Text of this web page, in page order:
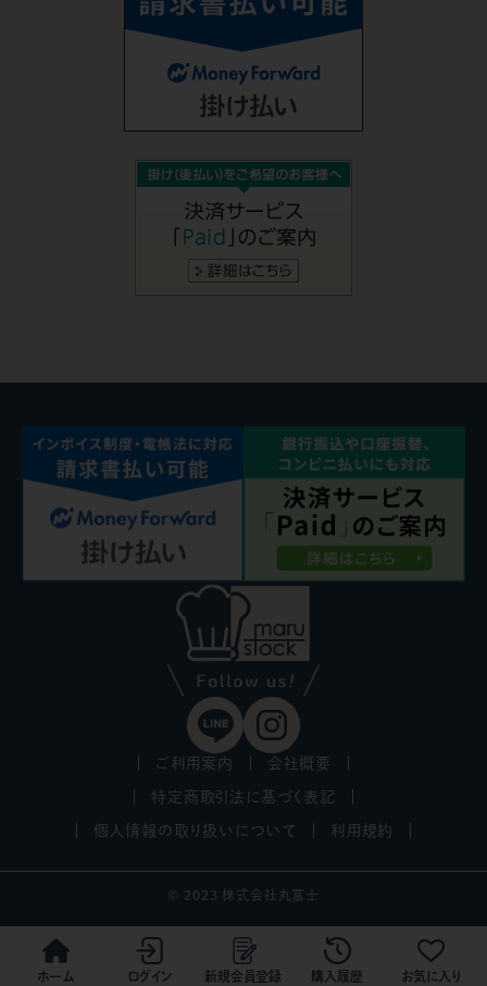
ご利用案内 会社概要
特定商取引法に基づく表記
個人情報の取り扱いについて 利用規約
© 2023 株式会社丸冨士
ホーム ログイン 新規会員登録 購入履歴 お気に入り